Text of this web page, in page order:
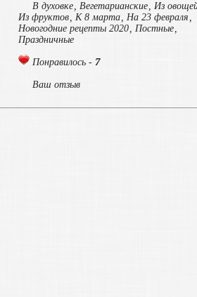
В духовке,Вегетарианские,Из
Из фруктов,К 8 марта,На 23 февраля ,
Новогодние рецепты 2020,Постные,
Праздничные
Понравилось - 7
Ваш отзыв